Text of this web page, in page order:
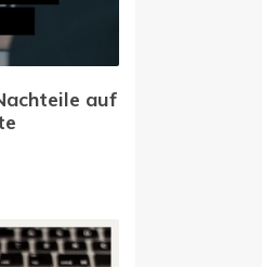
auf